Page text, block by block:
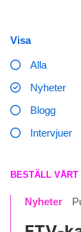
Visa
Alla
Nyheter
Blogg
Intervjuer
BESTÄLL
Nyheter